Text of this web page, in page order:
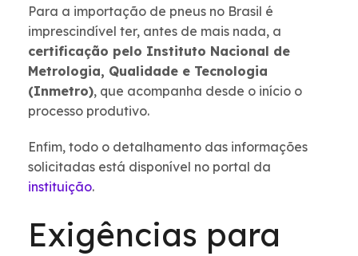
Para a importação de pneus no Brasil é
imprescindível ter, antes de mais nada, a
certificação pelo Instituto Nacional de
Metrologia, Qualidade e Tecnologia
(Inmetro), que acompanha desde o início o
processo produtivo.
Enfim, todo o detalhamento das informações
solicitadas está disponível no portal da
instituição.
Exigências para